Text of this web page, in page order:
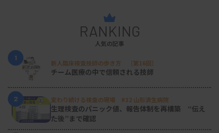
RANKING
人気の記事
1
新人臨床検査技師の歩き方 ［第16回］
チーム医療の中で信頼される技師
2 変わり続ける検査の現場 #32 山形済生病院
生理検査のパニック値、報告体制を再構築 “伝え
た後”まで確認